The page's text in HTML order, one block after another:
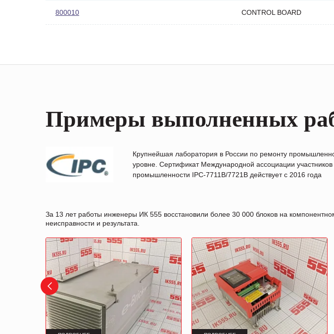
800010 CONTROL BOARD
Примеры выполненных
Крупнейшая лаборатория в России по ремонту
уровне. Сертификат Международной ассоциации участников
промышленности IPC-7711B/7721B действует с 2016 года
За 13 лет работы инженеры ИК 555 восстановили более 30 000 блоков на
неисправности и результата.